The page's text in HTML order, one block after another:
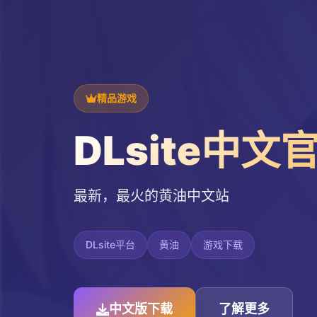
精品游戏
DLsite中文
最新，最火的黄油中文站
DLsite平台 黄油 游戏下载
中文版下载 了解更多